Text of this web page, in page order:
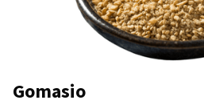
Gomasio